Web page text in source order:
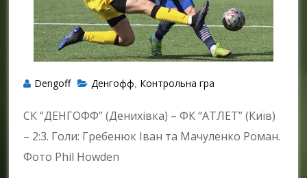
Dengoff Денгофф Контрольна гра
СК “ДЕНГОФФ” (Денихівка) – ФК “АТЛЕТ” (Київ)
– 2:3. Голи: Гребенюк Іван та Мачуленко Роман.
Фото Phil Howden